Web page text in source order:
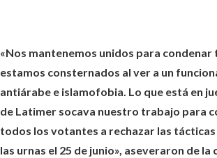
«Nos mantenemos unidos para
estamos consternados al ver a un
antiárabe e islamofobia. Lo que está en
de Latimer socava nuestro trabajo para
todos los votantes a rechazar las
las urnas el 25 de junio», aseveraron de